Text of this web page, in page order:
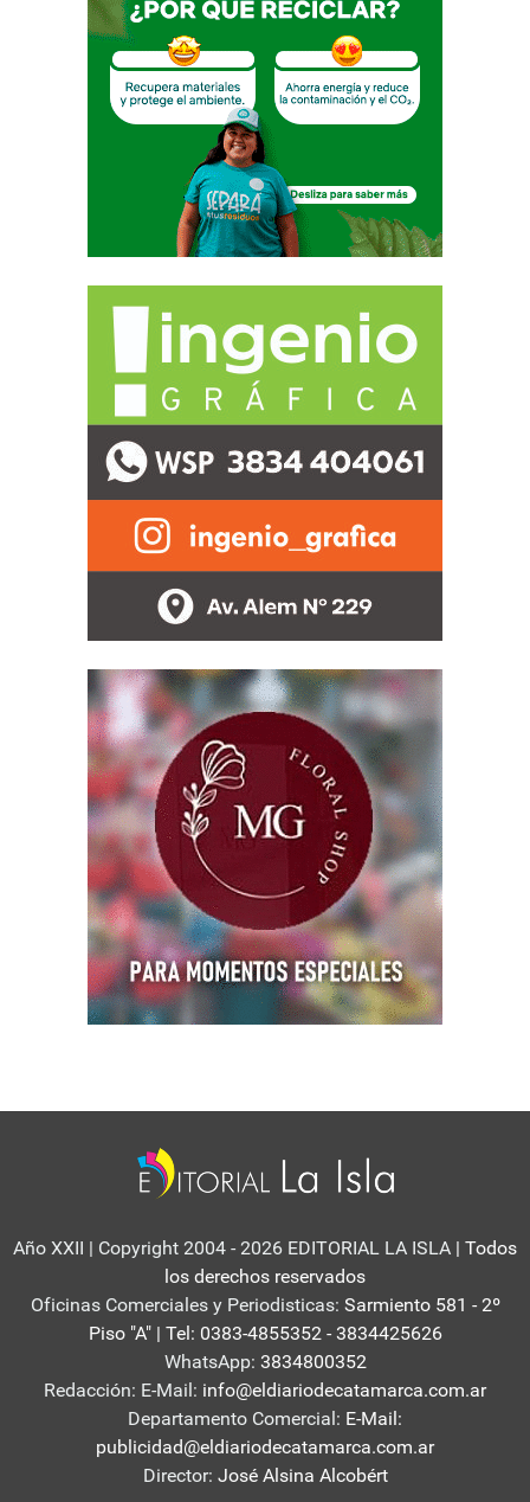
Año XXII | Copyright 2004 - 2026 EDITORIAL LA ISLA | Todos
los derechos reservados
Oficinas Comerciales y Periodisticas: Sarmiento 581 - 2º
Piso "A" | Tel: 0383-4855352 - 3834425626
WhatsApp: 3834800352
Redacción: E-Mail: info@eldiariodecatamarca.com.ar
Departamento Comercial: E-Mail:
publicidad@eldiariodecatamarca.com.ar
Director: José Alsina Alcobért